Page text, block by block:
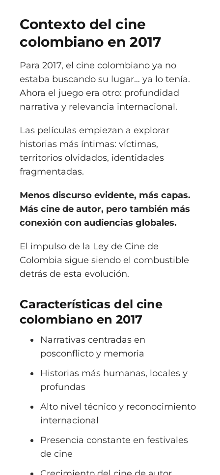
Contexto del cine
colombiano en 2017
Para 2017, el cine colombiano ya no
estaba buscando su lugar… ya lo tenía.
Ahora el juego era otro: profundidad
narrativa y relevancia internacional.
Las películas empiezan a explorar
historias más íntimas: víctimas,
territorios olvidados, identidades
fragmentadas.
Menos discurso evidente, más capas.
Más cine de autor, pero también más
conexión con audiencias globales.
El impulso de la Ley de Cine de
Colombia sigue siendo el combustible
detrás de esta evolución.
Características del cine
colombiano en 2017
Narrativas centradas en
posconflicto y memoria
Historias más humanas, locales y
profundas
Alto nivel técnico y reconocimiento
internacional
Presencia constante en festivales
de cine